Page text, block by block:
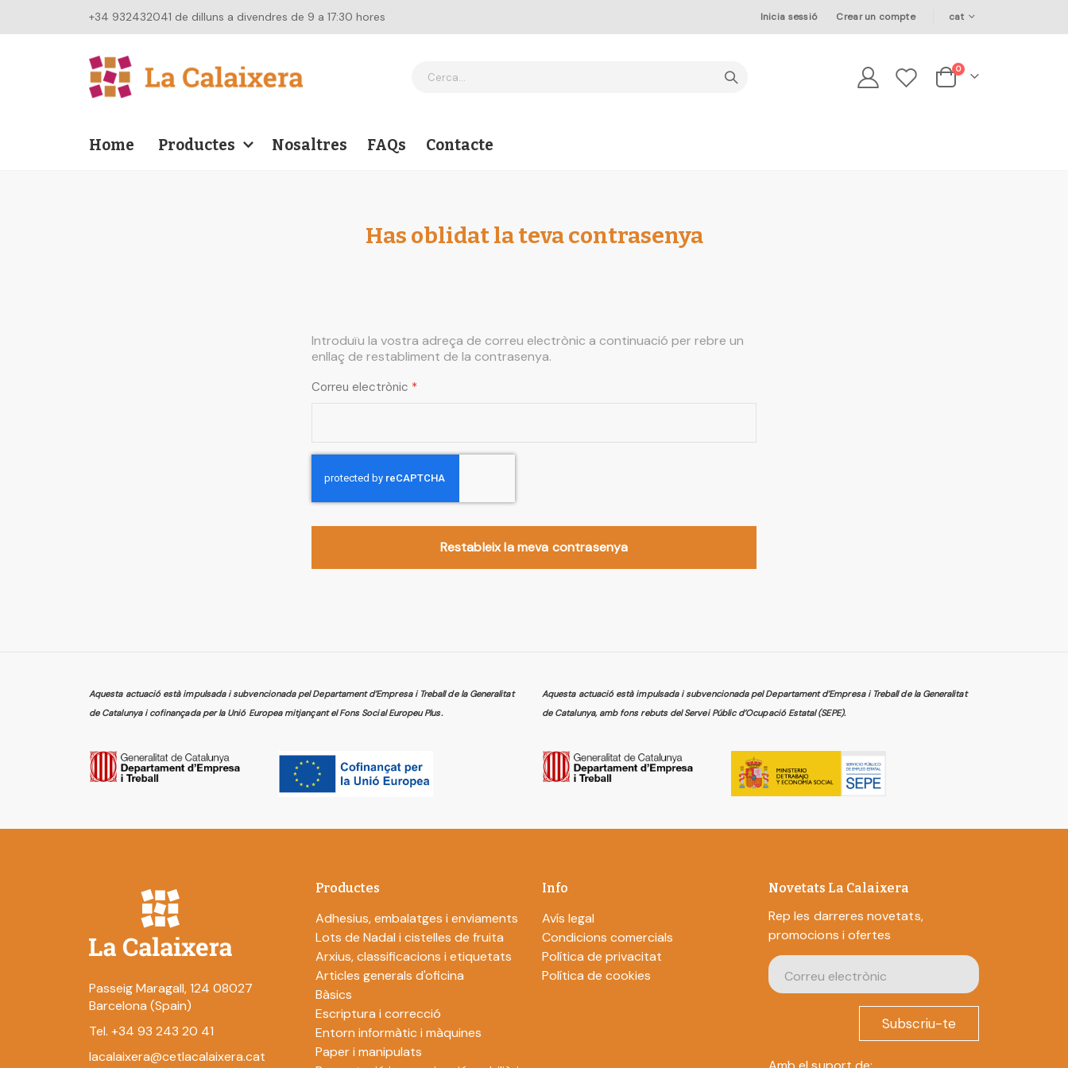
+34 932432041 de dilluns a divendres de 9 a 17:30 hores Inicia sessió Crear un compte Language
cat
Cesta
0elements
Home Productes Nosaltres FAQs Contacte
Has oblidat la teva contrasenya
Introduïu la vostra adreça de correu electrònic a continuació per rebre un
enllaç de restabliment de la contrasenya.
Correu electrònic
Restableix la meva contrasenya
Aquesta actuació està impulsada i subvencionada pel Departament d’Empresa i Treball de la Generalitat
de Catalunya i cofinançada per la Unió Europea mitjançant el Fons Social Europeu Plus.
Aquesta actuació està impulsada i subvencionada pel Departament d’Empresa i Treball de la Generalitat
de Catalunya, amb fons rebuts del Servei Públic d’Ocupació Estatal (SEPE).
Passeig Maragall, 124 08027
Barcelona (Spain)
Tel. +34 93 243 20 41
lacalaixera@cetlacalaixera.cat
Productes
Adhesius, embalatges i enviaments
Lots de Nadal i cistelles de fruita
Arxius, classificacions i etiquetats
Articles generals d'oficina
Bàsics
Escriptura i correcció
Entorn informàtic i màquines
Paper i manipulats
Info
Avís legal
Condicions comercials
Política de privacitat
Política de cookies
Novetats La Calaixera
Rep les darreres novetats,
promocions i ofertes
Subscriu-te